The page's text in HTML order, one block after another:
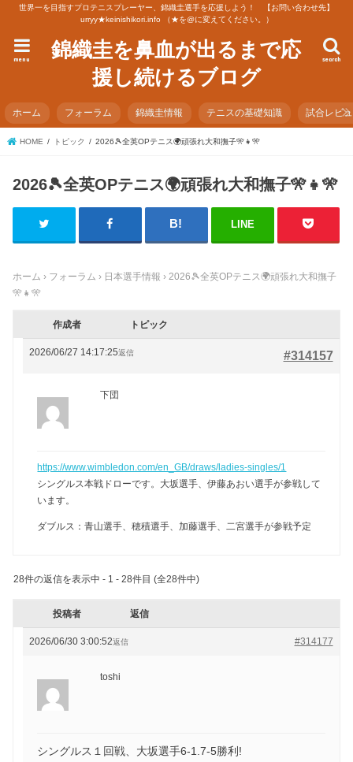
世界一を目指すプロテニスプレーヤー、錦織圭選手を応援しよう！ 【お問い合わせ先】
urryy★keinishikori.info （★を@に変えてください。）
錦織圭を鼻血が出るまで応
援し続けるブログ
search
menu
ホーム フォーラム 錦織圭情報 テニスの基礎知識 試合レビ
HOME トピック 2026🎾全英OPテニス🌍頑張れ大和撫子🎌👧🎌
2026🎾全英OPテニス🌍頑張れ大和撫子🎌👧🎌
LINE
ホーム › フォーラム › 日本選手情報 › 2026🎾全英OPテニス🌍頑張れ大和撫子
🎌👧🎌
作成者 トピック
2026/06/27 14:17:25 #314157
返信
下団
https://www.wimbledon.com/en_GB/draws/ladies-singles/1
シングルス本戦ドローです。大坂選手、伊藤あおい選手が参戦して
います。
ダブルス：青山選手、穂積選手、加藤選手、二宮選手が参戦予定
28件の返信を表示中 - 1 - 28件目 (全28件中)
投稿者 返信
2026/06/30 3:00:52 #314177
返信
toshi
シングルス１回戦、大坂選手6-1.7-5勝利!